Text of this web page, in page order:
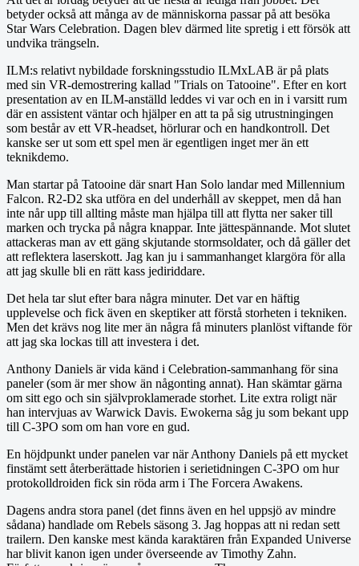
betyder också att många av de människorna passar på att besöka
Star Wars Celebration. Dagen blev därmed lite spretig i ett försök att
undvika trängseln.
ILM:s relativt nybildade forskningsstudio ILMxLAB är på plats
med sin VR-demostrering kallad "Trials on Tatooine". Efter en kort
presentation av en ILM-anställd leddes vi var och en in i varsitt rum
där en assistent väntar och hjälper en att ta på sig utrustningingen
som består av ett VR-headset, hörlurar och en handkontroll. Det
kanske ser ut som ett spel men är egentligen inget mer än ett
teknikdemo.
Man startar på Tatooine där snart Han Solo landar med Millennium
Falcon. R2-D2 ska utföra en del underhåll av skeppet, men då han
inte når upp till allting måste man hjälpa till att flytta ner saker till
marken och trycka på några knappar. Inte jättespännande. Mot slutet
attackeras man av ett gäng skjutande stormsoldater, och då gäller det
att reflektera laserskott. Jag kan ju i sammanhanget klargöra för alla
att jag skulle bli en rätt kass jediriddare.
Det hela tar slut efter bara några minuter. Det var en häftig
upplevelse och fick även en skeptiker att förstå storheten i tekniken.
Men det krävs nog lite mer än några få minuters planlöst viftande för
att jag ska lockas till att investera i det.
Anthony Daniels är vida känd i Celebration-sammanhang för sina
paneler (som är mer show än någonting annat). Han skämtar gärna
om sitt ego och sin självproklamerade storhet. Lite extra roligt när
han intervjuas av Warwick Davis. Ewokerna såg ju som bekant upp
till C-3PO som om han vore en gud.
En höjdpunkt under panelen var när Anthony Daniels på ett mycket
finstämt sett återberättade historien i serietidningen C-3PO om hur
protokolldroiden fick sin röda arm i The Forcera Awakens.
Dagens andra stora panel (det finns även en hel uppsjö av mindre
sådana) handlade om Rebels säsong 3. Jag hoppas att ni redan sett
trailern. Den kanske mest kända karaktären från Expanded Universe
har blivit kanon igen under överseende av Timothy Zahn.